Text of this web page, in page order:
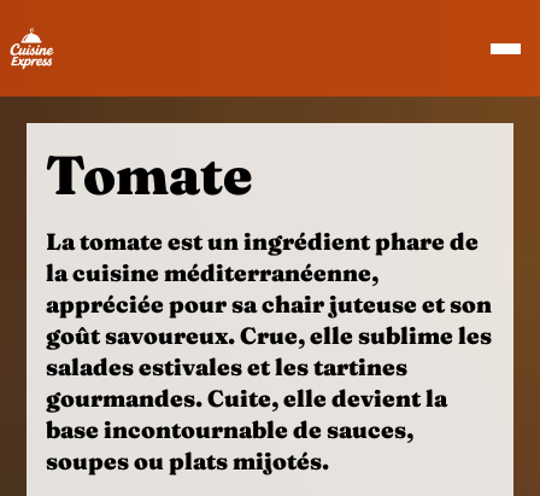
Tomate
Latomateest un ingrédient phare de
la cuisine méditerranéenne,
appréciée pour sa chair juteuse et son
goût savoureux. Crue, elle sublime les
salades estivales et les tartines
gourmandes. Cuite, elle devient la
base incontournable de sauces,
soupes ou plats mijotés.